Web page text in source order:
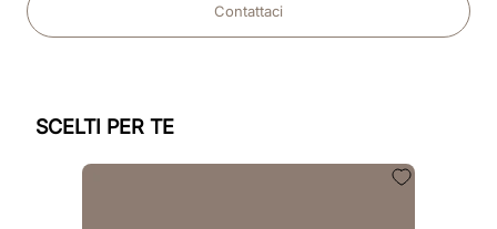
Contattaci
SCELTI PER TE